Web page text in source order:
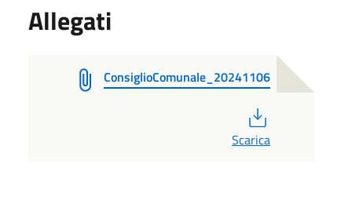
Allegati
ConsiglioComunale_20241106
Scarica